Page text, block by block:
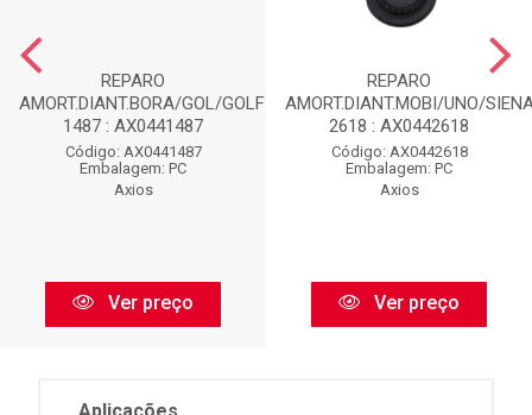
REPARO
AMORT.DIANT.BORA/GOL/GOLF-
1487 : AX0441487
Código: AX0441487
Embalagem: PC
Axios
Ver preço
REPARO
AMORT.DIANT.MOBI/UNO/
2618 : AX0442618
Código: AX0442618
Embalagem: PC
Axios
Ver preço